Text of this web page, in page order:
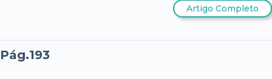
Artigo Completo
Pág.193